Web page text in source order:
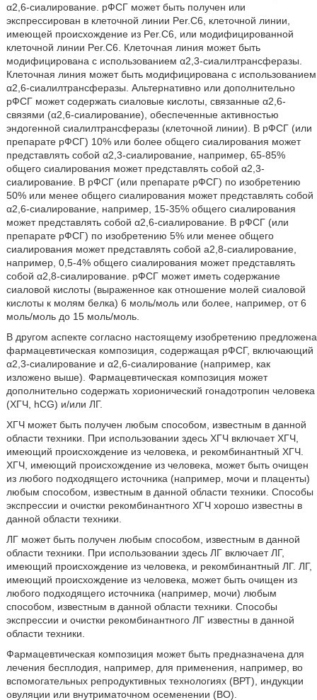
α2,6-сиалирование. рФСГ может быть получен или
экспрессирован в клеточной линии Per.С6, клеточной линии,
имеющей происхождение из Per.С6, или модифицированной
клеточной линии Per.С6. Клеточная линия может быть
модифицирована с использованием α2,3-сиалилтрансферазы.
Клеточная линия может быть модифицирована с использованием
α2,6-сиалилтрансферазы. Альтернативно или дополнительно
рФСГ может содержать сиаловые кислоты, связанные α2,6-
связями (α2,6-сиалирование), обеспеченные активностью
эндогенной сиалилтрансферазы (клеточной линии). В рФСГ (или
препарате рФСГ) 10% или более общего сиалирования может
представлять собой α2,3-сиалирование, например, 65-85%
общего сиалирования может представлять собой α2,3-
сиалирование. В рФСГ (или препарате рФСГ) по изобретению
50% или менее общего сиалирования может представлять собой
α2,6-сиалирование, например, 15-35% общего сиалирования
может представлять собой α2,6-сиалирование. В рФСГ (или
препарате рФСГ) по изобретению 5% или менее общего
сиалирования может представлять собой а2,8-сиалирование,
например, 0,5-4% общего сиалирования может представлять
собой α2,8-сиалирование. рФСГ может иметь содержание
сиаловой кислоты (выраженное как отношение молей сиаловой
кислоты к молям белка) 6 моль/моль или более, например, от 6
моль/моль до 15 моль/моль.
В другом аспекте согласно настоящему изобретению предложена
фармацевтическая композиция, содержащая рФСГ, включающий
α2,3-сиалирование и α2,6-сиалирование (например, как
изложено выше). Фармацевтическая композиция может
дополнительно содержать хорионический гонадотропин человека
(ХГЧ, hCG) и/или ЛГ.
ХГЧ может быть получен любым способом, известным в данной
области техники. При использовании здесь ХГЧ включает ХГЧ,
имеющий происхождение из человека, и рекомбинантный ХГЧ.
ХГЧ, имеющий происхождение из человека, может быть очищен
из любого подходящего источника (например, мочи и плаценты)
любым способом, известным в данной области техники. Способы
экспрессии и очистки рекомбинантного ХГЧ хорошо известны в
данной области техники.
ЛГ может быть получен любым способом, известным в данной
области техники. При использовании здесь ЛГ включает ЛГ,
имеющий происхождение из человека, и рекомбинантный ЛГ. ЛГ,
имеющий происхождение из человека, может быть очищен из
любого подходящего источника (например, мочи) любым
способом, известным в данной области техники. Способы
экспрессии и очистки рекомбинантного ЛГ известны в данной
области техники.
Фармацевтическая композиция может быть предназначена для
лечения бесплодия, например, для применения, например, во
вспомогательных репродуктивных технологиях (ВРТ), индукции
овуляции или внутриматочном осеменении (ВО).